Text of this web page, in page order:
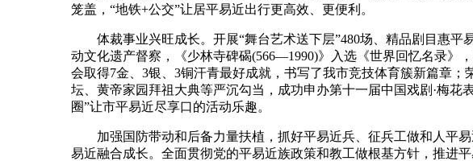
笼盖，“地铁+公交”让居平易近出行更高效、更便利。
体裁事业兴旺成长。开展“舞台艺术送下层”480场、精品剧目惠平
动文化遗产督察，《少林寺碑碣(566—1990)》入选《世界回忆名录》
会取得7金、3银、3铜汗青最好成就，书写了我市竞技体育簇新篇章
坛、黄帝家园拜祖大典等严沉勾当，成功申办第十一届中国戏剧·梅
圈”让市平易近尽享口的活动乐趣。
加强国防带动和后备力量扶植，抓好平易近兵、征兵工做和人平易
易近融合成长。全面贯彻党的平易近族政策和教工做根基方针，推进